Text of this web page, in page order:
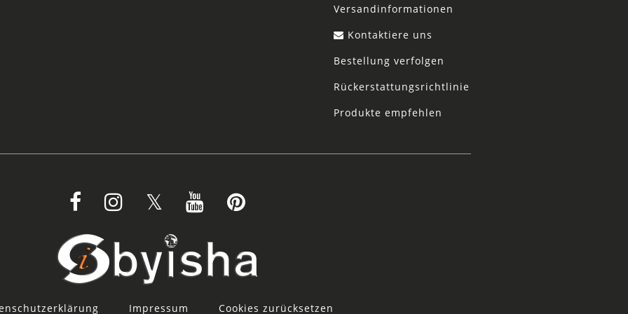
Versandinformationen
Kontaktiere uns
Bestellung verfolgen
Rückerstattungsrichtlinie
Produkte empfehlen
Impressum Cookies zurücksetzen